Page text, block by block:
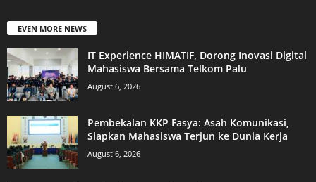
EVEN MORE NEWS
IT Experience HIMATIF, Dorong Inovasi Digital
Mahasiswa Bersama Telkom Palu
August 6, 2026
Pembekalan KKP Fasya: Asah Komunikasi,
Siapkan Mahasiswa Terjun ke Dunia Kerja
August 6, 2026